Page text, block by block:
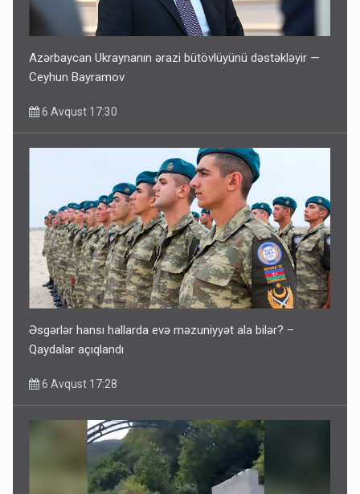
Azərbaycan Ukraynanın ərazi bütövlüyünü dəstəkləyir —
Ceyhun Bayramov
6 Avqust 17:30
Əsgərlər hansı hallarda evə məzuniyyət ala bilər? –
Qaydalar açıqlandı
6 Avqust 17:28